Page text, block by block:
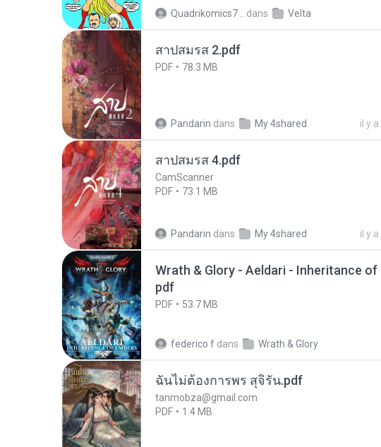
Quadrikomics7 .. dans Velta
สาปสมรส 2.pdf
PDF 78.3 MB
Pandarin dans My 4shared il y
สาปสมรส 4.pdf
CamScanner
PDF
73.1 MB
Pandarin dans My 4shared il y
Wrath & Glory - Aeldari - Inheritance of
pdf
PDF 53.7 MB
federico f dans Wrath & Glory
ฉันไม่ต้องการพร สุจิรัน.pdf
tanmobza@gmail.com
PDF
1.4 MB